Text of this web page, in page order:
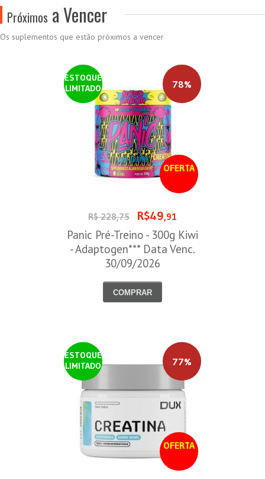
Próximos a Vencer
Os suplementos que estão próximos a vencer
ESTOQUE
LIMITADO
OFERTA
78%
R$ 228,75 R$49,91
Panic Pré-Treino - 300g Kiwi
- Adaptogen*** Data Venc.
30/09/2026
COMPRAR
ESTOQUE
LIMITADO
OFERTA
77%